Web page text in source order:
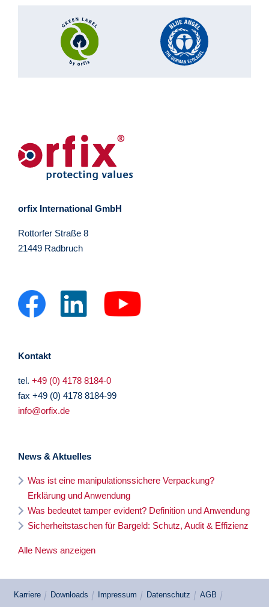
orfix International GmbH
Rottorfer Straße 8
21449 Radbruch
Kontakt
tel. +49 (0) 4178 8184-0
fax +49 (0) 4178 8184-99
info@orfix.de
News & Aktuelles
Was ist eine manipulationssichere Verpackung?
Erklärung und Anwendung
Was bedeutet tamper evident? Definition und Anwendung
Sicherheitstaschen für Bargeld: Schutz, Audit & Effizienz
Alle News anzeigen
Karriere Downloads Impressum Datenschutz AGB